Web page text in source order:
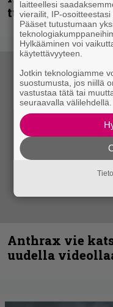
tulevalta
Anthrax vie
uudella
laitteellesi
vierailit, IP-
Pääset tutustumaan
Hylkääminen voi
käytettävyyteen.
Jotkin teknologiamme
suostumusta, jos niillä
vastustaa tätä tai
seuraavalla välilehdellä.